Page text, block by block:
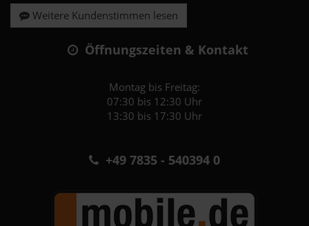
Weitere Kundenstimmen lesen
Öffnungszeiten & Kontakt
Montag bis Freitag:
07:30 bis 12:30 Uhr
13:30 bis 17:30 Uhr
+49 7835 - 540394 0